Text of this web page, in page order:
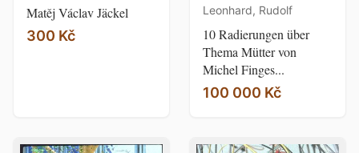
Matěj Václav Jäckel
300 Kč
Leonhard, Rudolf
10 Radierungen über
Thema Mütter von
Michel Finges...
100 000 Kč